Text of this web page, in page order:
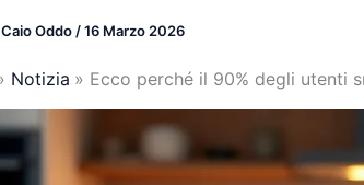
Caio Oddo /16 Marzo 2026
Notizia Ecco perché il 90% degli utenti